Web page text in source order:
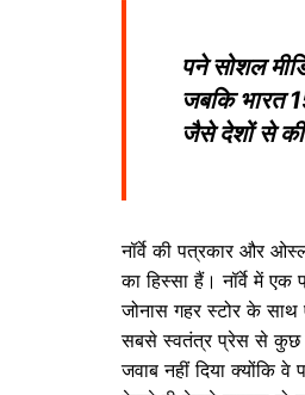
पने सोशल
जबकि भारत
जैसे देशों से की
नॉर्वे की पत्रकार और
का हिस्सा हैं। नॉर्वे में एक
जोनास गहर स्टोर के
सबसे स्वतंत्र प्रेस से कुछ
जवाब नहीं दिया क्योंकि